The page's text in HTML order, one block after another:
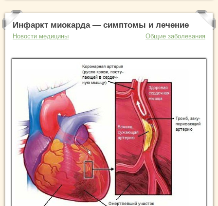
Инфаркт миокарда — симптомы и лечение
Новости медицины Общие заболевания